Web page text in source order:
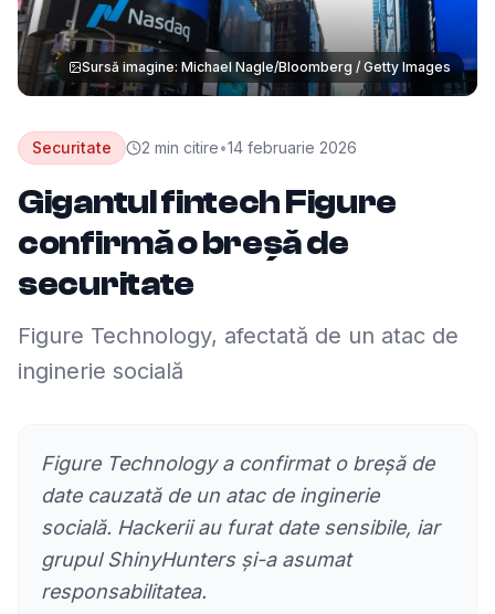
Sursă imagine: Michael Nagle/Bloomberg / Getty Images
Securitate 2 min citire•14 februarie 2026
Gigantul fintech Figure
confirmă o breșă de
securitate
Figure Technology, afectată de un atac de
inginerie socială
Figure Technology a confirmat o breșă de
date cauzată de un atac de inginerie
socială. Hackerii au furat date sensibile, iar
grupul ShinyHunters și-a asumat
responsabilitatea.